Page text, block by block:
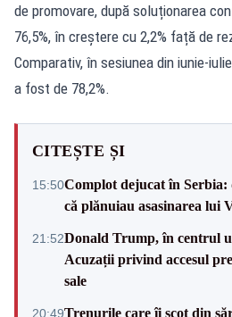
de promovare, după soluționarea
76,5%, în creștere cu 2,2% față de
Comparativ, în sesiunea din iunie-
a fost de 78,2%.
CITEȘTE ȘI
15:50Complot dejucat în Serbia:
că plănuiau asasinarea lui
21:52Donald Trump, în centrul
Acuzații privind accesul
sale
20:49Trenurile care îi scot din